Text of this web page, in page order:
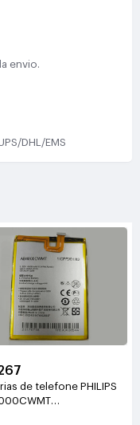
envio.
DHL/EMS
de telefone PHILIPS